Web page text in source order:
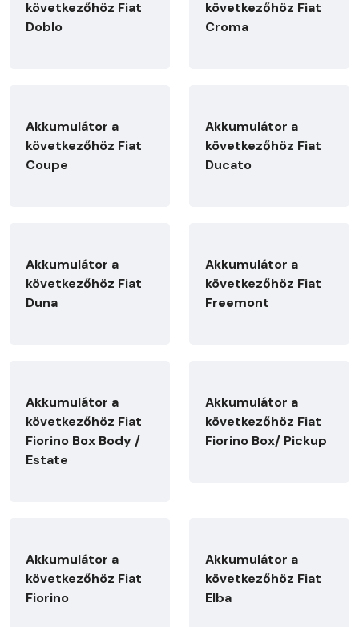
következőhöz Fiat
Doblo
következőhöz Fiat
Croma
Akkumulátor a
következőhöz Fiat
Coupe
Akkumulátor a
következőhöz Fiat
Ducato
Akkumulátor a
következőhöz Fiat
Duna
Akkumulátor a
következőhöz Fiat
Freemont
Akkumulátor a
következőhöz Fiat
Fiorino Box Body /
Estate
Akkumulátor a
következőhöz Fiat
Fiorino Box/ Pickup
Akkumulátor a
következőhöz Fiat
Fiorino
Akkumulátor a
következőhöz Fiat
Elba